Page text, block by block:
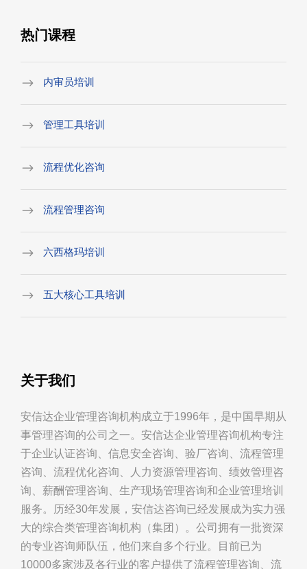
热门课程
内审员培训
管理工具培训
流程优化咨询
流程管理咨询
六西格玛培训
五大核心工具培训
关于我们
安信达企业管理咨询机构成立于1996年，是中国早期从
事管理咨询的公司之一。安信达企业管理咨询机构专注
于企业认证咨询、信息安全咨询、验厂咨询、流程管理
咨询、流程优化咨询、人力资源管理咨询、绩效管理咨
询、薪酬管理咨询、生产现场管理咨询和企业管理培训
服务。历经30年发展，安信达咨询已经发展成为实力强
大的综合类管理咨询机构（集团）。公司拥有一批资深
的专业咨询师队伍，他们来自多个行业。目前已为
10000多家涉及各行业的客户提供了流程管理咨询、流